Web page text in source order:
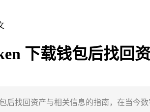
下载钱包后找回
后找回资产与相关信息的指南，在当今